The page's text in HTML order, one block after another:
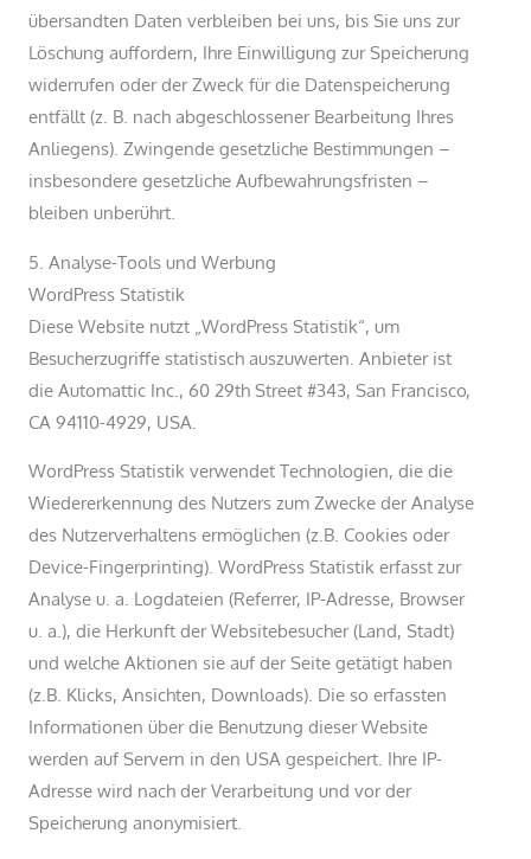
übersandten Daten verbleiben bei uns, bis Sie uns zur
Löschung auffordern, Ihre Einwilligung zur Speicherung
widerrufen oder der Zweck für die Datenspeicherung
entfällt (z. B. nach abgeschlossener Bearbeitung Ihres
Anliegens). Zwingende gesetzliche Bestimmungen –
insbesondere gesetzliche Aufbewahrungsfristen –
bleiben unberührt.
5. Analyse-Tools und Werbung
WordPress Statistik
Diese Website nutzt „WordPress Statistik“, um
Besucherzugriffe statistisch auszuwerten. Anbieter ist
die Automattic Inc., 60 29th Street #343, San Francisco,
CA 94110-4929, USA.
WordPress Statistik verwendet Technologien, die die
Wiedererkennung des Nutzers zum Zwecke der Analyse
des Nutzerverhaltens ermöglichen (z.B. Cookies oder
Device-Fingerprinting). WordPress Statistik erfasst zur
Analyse u. a. Logdateien (Referrer, IP-Adresse, Browser
u. a.), die Herkunft der Websitebesucher (Land, Stadt)
und welche Aktionen sie auf der Seite getätigt haben
(z.B. Klicks, Ansichten, Downloads). Die so erfassten
Informationen über die Benutzung dieser Website
werden auf Servern in den USA gespeichert. Ihre IP-
Adresse wird nach der Verarbeitung und vor der
Speicherung anonymisiert.